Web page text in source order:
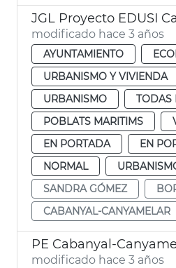
JGL Proyecto EDUSI
modificado hace 3 años
AYUNTAMIENTO
URBANISMO Y VIVIENDA
URBANISMO
TODAS
POBLATS MARITIMS
EN PORTADA
EN
NORMAL
SANDRA GÓMEZ
CABANYAL-CANYAMELAR
PE Cabanyal-
modificado hace 3 años